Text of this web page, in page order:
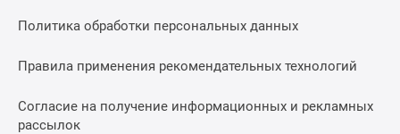
Политика обработки персональных данных
Правила применения рекомендательных технологий
Согласие на получение информационных и рекламных
рассылок